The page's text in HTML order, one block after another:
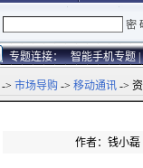
专题连接： 智能手机专题 |
-> 市场导购 -> 移动通讯 ->
作者：钱小磊